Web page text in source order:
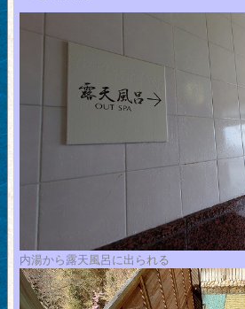
内湯から露天風呂に出られる